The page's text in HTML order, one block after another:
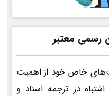
رسمی معتبر
خاص خود از اهمیت
در ترجمه اسناد و